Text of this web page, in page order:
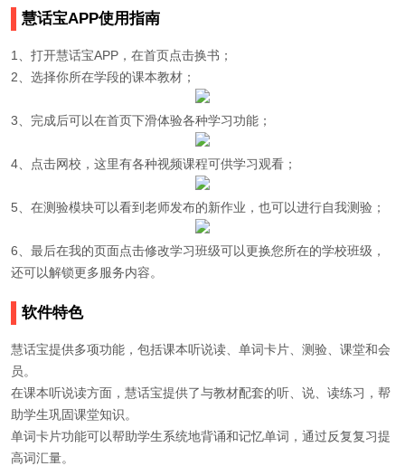
慧话宝APP使用指南
1、打开慧话宝APP，在首页点击换书；
2、选择你所在学段的课本教材；
3、完成后可以在首页下滑体验各种学习功能；
4、点击网校，这里有各种视频课程可供学习观看；
5、在测验模块可以看到老师发布的新作业，也可以进行自我测验；
6、最后在我的页面点击修改学习班级可以更换您所在的学校班级，
还可以解锁更多服务内容。
软件特色
慧话宝提供多项功能，包括课本听说读、单词卡片、测验、课堂和会
员。
在课本听说读方面，慧话宝提供了与教材配套的听、说、读练习，帮
助学生巩固课堂知识。
单词卡片功能可以帮助学生系统地背诵和记忆单词，通过反复复习提
高词汇量。